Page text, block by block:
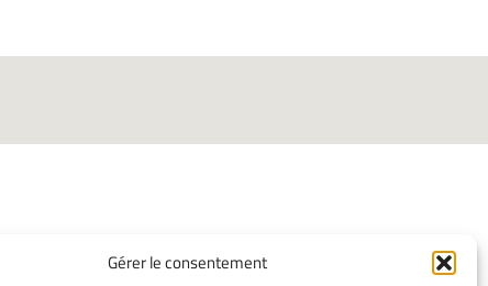
Gérer le consentement